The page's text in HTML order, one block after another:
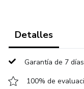
Detalles
Garantía de 7 días
100% de